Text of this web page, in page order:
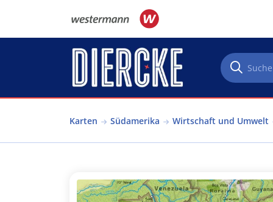
Karten Südamerika Wirtschaft und Umwelt